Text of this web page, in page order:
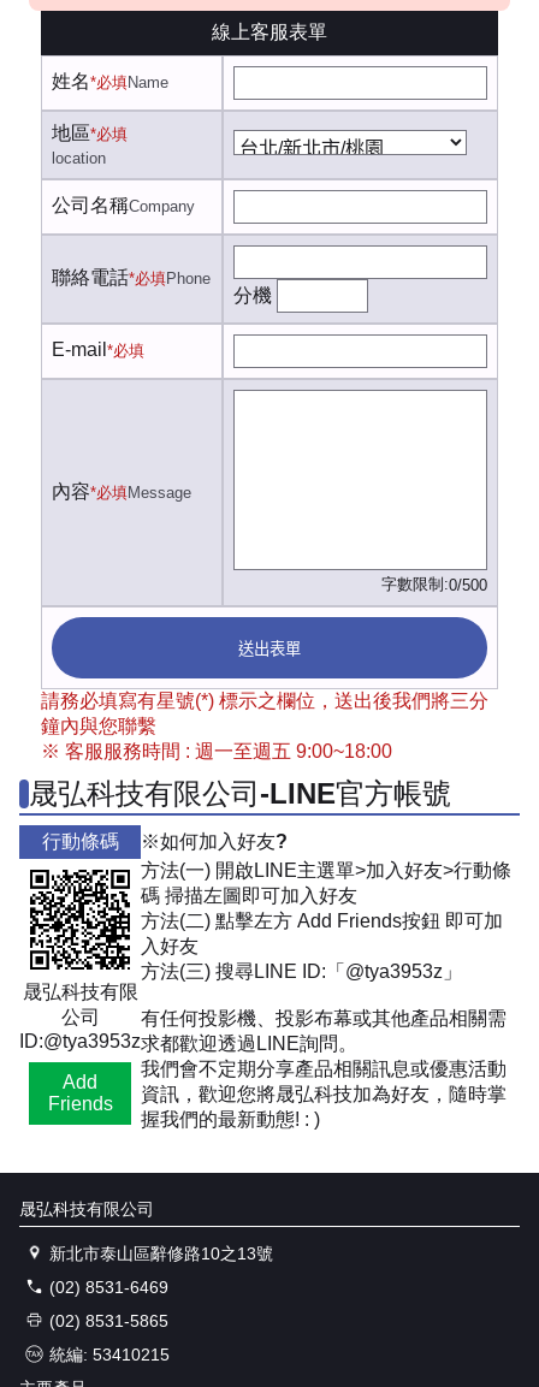
線上客服表單
姓名*必填Name
地區*必填
location
公司名稱Company
聯絡電話*必填Phone
分機
E-mail *必填
內容*必填Message
字數限制:0/500
送出表單
請務必填寫有星號(*) 標示之欄位，送出後我們將三分
鐘內與您聯繫
※ 客服服務時間 : 週一至週五 9:00~18:00
晟弘科技有限公司-LINE官方帳號
行動條碼
晟弘科技有限
公司
ID:@tya3953z
Add
Friends
※如何加入好友?
方法(一) 開啟LINE主選單>加入好友>行動條
碼 掃描左圖即可加入好友
方法(二) 點擊左方 Add Friends按鈕 即可加
入好友
方法(三) 搜尋LINE ID:「@tya3953z」
有任何投影機、投影布幕或其他產品相關需
求都歡迎透過LINE詢問。
我們會不定期分享產品相關訊息或優惠活動
資訊，歡迎您將晟弘科技加為好友，隨時掌
握我們的最新動態! : )
晟弘科技有限公司
新北市泰山區辭修路10之13號
(02) 8531-6469
(02) 8531-5865
統編: 53410215